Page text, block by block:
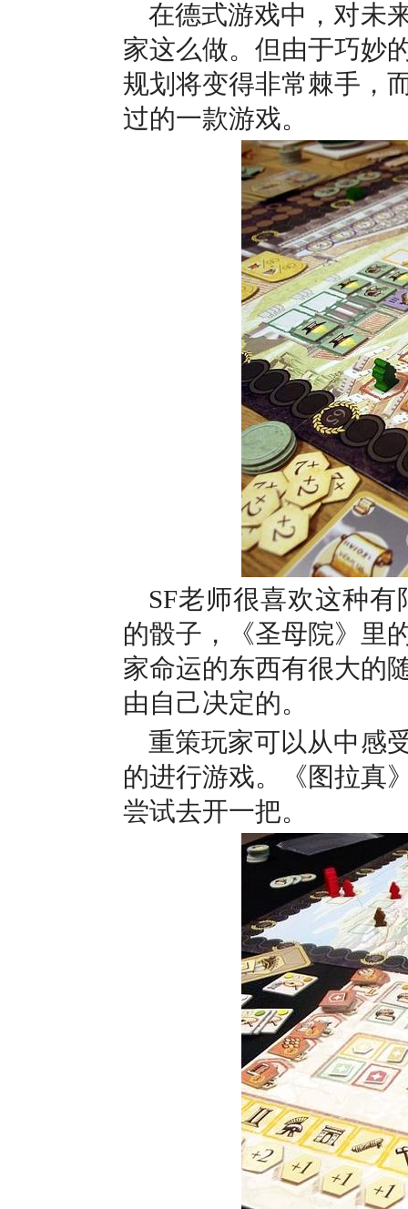
在德式游戏中，对未
家这么做。但由于巧妙
规划将变得非常棘手，
过的一款游戏。
SF老师很喜欢这种
的骰子，《圣母院》里
家命运的东西有很大的
由自己决定的。
重策玩家可以从中感
的进行游戏。《图拉真
尝试去开一把。